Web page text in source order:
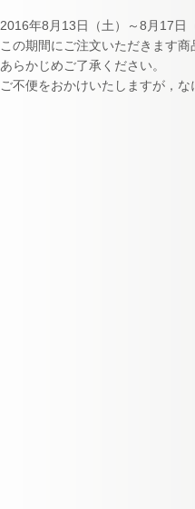
2016年8月13日（土）～8月17日
この期間にご注文いただきます
あらかじめご了承ください。
ご不便をおかけいたしますが，な